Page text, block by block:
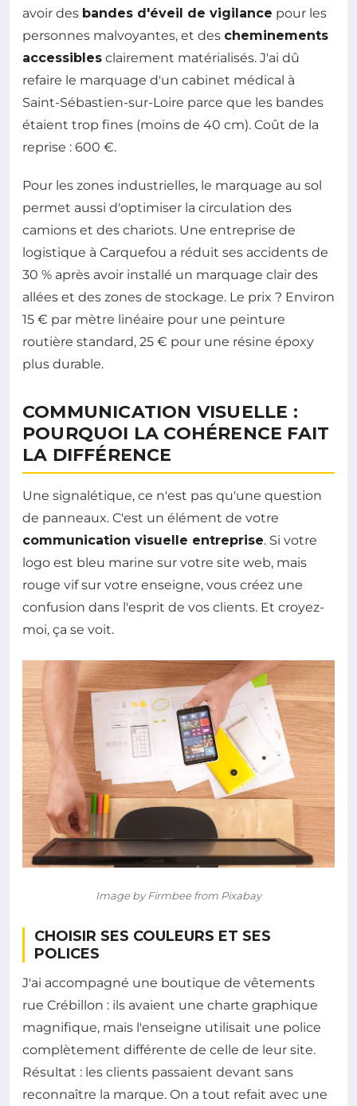
avoir des bandes d'éveil de vigilance pour les
personnes malvoyantes, et des cheminements
accessibles clairement matérialisés. J'ai dû
refaire le marquage d'un cabinet médical à
Saint-Sébastien-sur-Loire parce que les bandes
étaient trop fines (moins de 40 cm). Coût de la
reprise : 600 €.
Pour les zones industrielles, le marquage au sol
permet aussi d'optimiser la circulation des
camions et des chariots. Une entreprise de
logistique à Carquefou a réduit ses accidents de
30 % après avoir installé un marquage clair des
allées et des zones de stockage. Le prix ? Environ
15 € par mètre linéaire pour une peinture
routière standard, 25 € pour une résine époxy
plus durable.
COMMUNICATION VISUELLE :
POURQUOI LA COHÉRENCE FAIT
LA DIFFÉRENCE
Une signalétique, ce n'est pas qu'une question
de panneaux. C'est un élément de votre
communication visuelle entreprise. Si votre
logo est bleu marine sur votre site web, mais
rouge vif sur votre enseigne, vous créez une
confusion dans l'esprit de vos clients. Et croyez-
moi, ça se voit.
Image by Firmbee from Pixabay
CHOISIR SES COULEURS ET SES
POLICES
J'ai accompagné une boutique de vêtements
rue Crébillon : ils avaient une charte graphique
magnifique, mais l'enseigne utilisait une police
complètement différente de celle de leur site.
Résultat : les clients passaient devant sans
reconnaître la marque. On a tout refait avec une